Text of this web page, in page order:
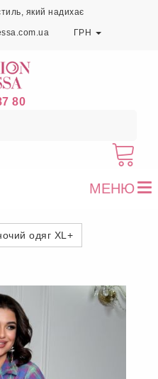
який надихає
ГРН
80
МЕНЮ
одяг XL+